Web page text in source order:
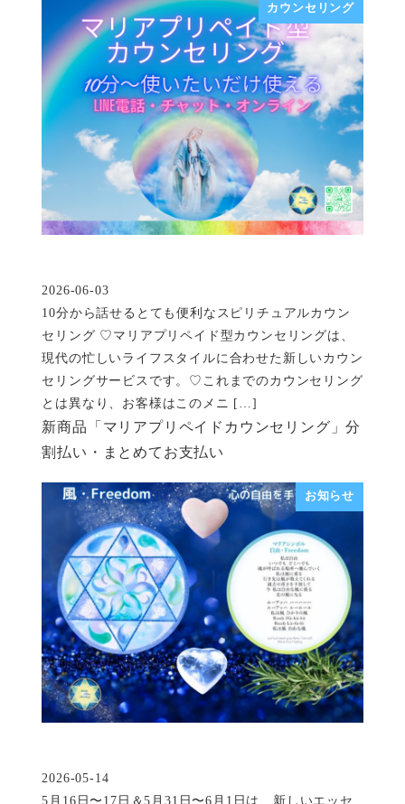
カウンセリング
新商品「マリアプリペイドカウンセリング」分
割払い・まとめてお支払い
10分から話せるとても便利なスピリチュアルカウン
セリング ♡マリアプリペイド型カウンセリングは、
現代の忙しいライフスタイルに合わせた新しいカウン
セリングサービスです。♡これまでのカウンセリング
とは異なり、お客様はこのメニ […]
投稿日
2026-06-03
お知らせ
5月16日〜17日＆5月31日〜6月1日は、新しいエッセ
2026-05-14